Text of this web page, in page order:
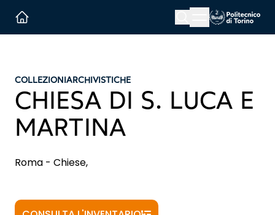
Menu button
COLLEZIONIARCHIVISTICHE
CHIESA DI S. LUCA E
MARTINA
Roma - Chiese,